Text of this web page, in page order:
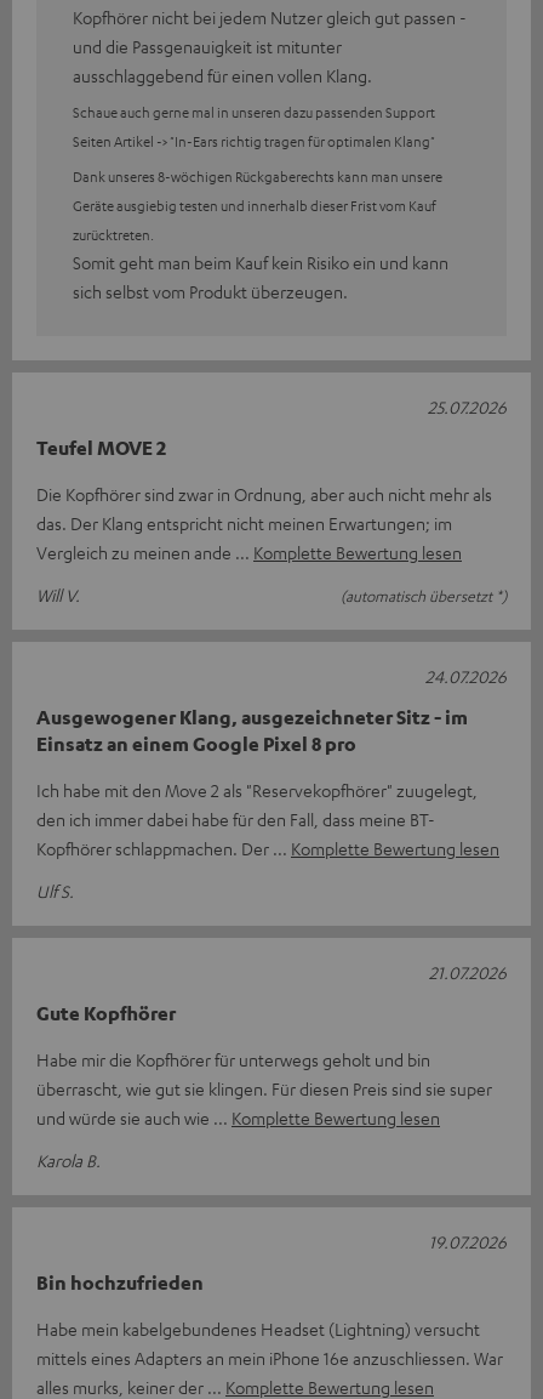
Kopfhörer nicht bei jedem Nutzer gleich gut passen -
und die Passgenauigkeit ist mitunter
ausschlaggebend für einen vollen Klang.
Schaue auch gerne mal in unseren dazu passenden Support
Seiten Artikel -> "In-Ears richtig tragen für optimalen Klang"
Dank unseres 8-wöchigen Rückgaberechts kann man unsere
Geräte ausgiebig testen und innerhalb dieser Frist vom Kauf
zurücktreten.
Somit geht man beim Kauf kein Risiko ein und kann
sich selbst vom Produkt überzeugen.
Teufel MOVE 2
Die Kopfhörer sind zwar in Ordnung, aber auch nicht mehr als
das. Der Klang entspricht nicht meinen Erwartungen; im
Vergleich zu meinen ande
Komplette Bewertung lesen
Will V.
(automatisch übersetzt *)
25.07.2026
Ausgewogener Klang, ausgezeichneter Sitz - im
Einsatz an einem Google Pixel 8 pro
Ich habe mit den Move 2 als "Reservekopfhörer" zuugelegt,
den ich immer dabei habe für den Fall, dass meine BT-
Kopfhörer schlappmachen. Der
Komplette Bewertung lesen
Ulf S.
24.07.2026
Gute Kopfhörer
Habe mir die Kopfhörer für unterwegs geholt und bin
überrascht, wie gut sie klingen. Für diesen Preis sind sie super
und würde sie auch wie
Komplette Bewertung lesen
Karola B.
21.07.2026
Bin hochzufrieden
Habe mein kabelgebundenes Headset (Lightning) versucht
mittels eines Adapters an mein iPhone 16e anzuschliessen. War
alles murks, keiner der
Komplette Bewertung lesen
19.07.2026